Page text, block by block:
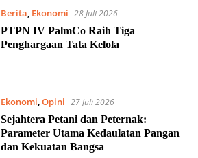
Berita, Ekonomi 28 Juli 2026
PTPN IV PalmCo Raih Tiga
Penghargaan Tata Kelola
Ekonomi,Opini 27 Juli 2026
Sejahtera Petani dan Peternak:
Parameter Utama Kedaulatan Pangan
dan Kekuatan Bangsa